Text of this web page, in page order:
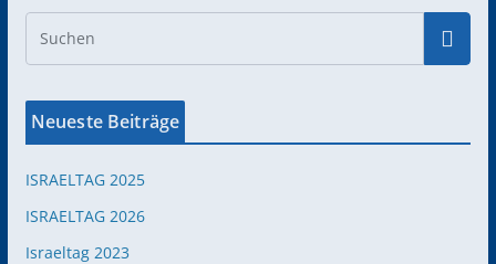
Neueste Beiträge
ISRAELTAG 2025
ISRAELTAG 2026
Israeltag 2023